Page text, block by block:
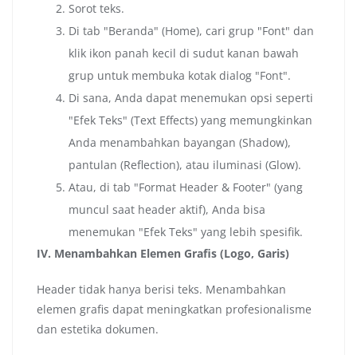
Sorot teks.
Di tab "Beranda" (Home), cari grup "Font" dan
klik ikon panah kecil di sudut kanan bawah
grup untuk membuka kotak dialog "Font".
Di sana, Anda dapat menemukan opsi seperti
"Efek Teks" (Text Effects) yang memungkinkan
Anda menambahkan bayangan (Shadow),
pantulan (Reflection), atau iluminasi (Glow).
Atau, di tab "Format Header & Footer" (yang
muncul saat header aktif), Anda bisa
menemukan "Efek Teks" yang lebih spesifik.
IV. Menambahkan Elemen Grafis (Logo, Garis)
Header tidak hanya berisi teks. Menambahkan
elemen grafis dapat meningkatkan profesionalisme
dan estetika dokumen.